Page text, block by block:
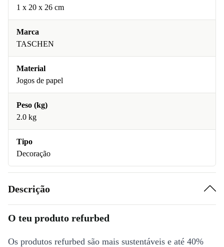
1 x 20 x 26 cm
Marca
TASCHEN
Material
Jogos de papel
Peso (kg)
2.0 kg
Tipo
Decoração
Descrição
O teu produto refurbed
Os produtos refurbed são mais sustentáveis e até 40%